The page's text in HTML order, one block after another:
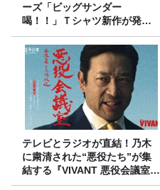
ーズ「ビッグサンダー
喝！！」Ｔシャツ新作が発売
決定！
テレビとラジオが直結！乃木
に粛清された“悪役たち”が集
結する『VIVANT 悪役会議室』
7/26(日)23時スタート！